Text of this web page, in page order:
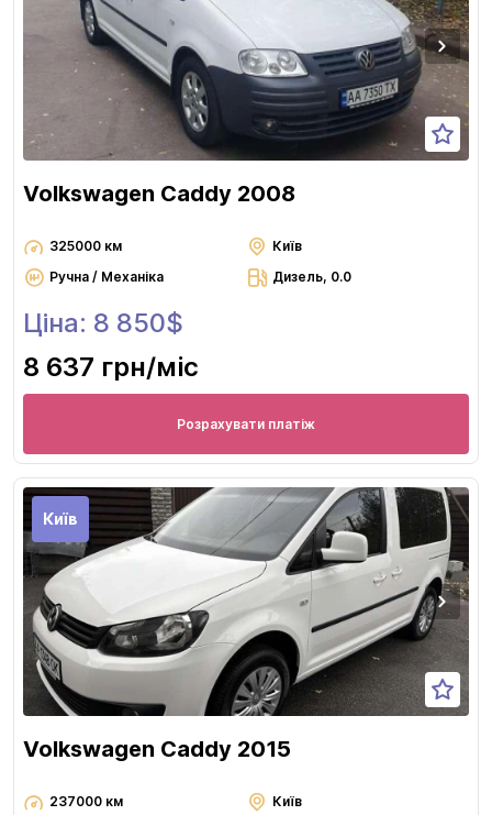
Volkswagen Caddy 2008
325000 км
Київ
Ручна / Механіка
Дизель, 0.0
Ціна: 8 850$
8 637 грн/міс
Розрахувати платіж
Київ
Volkswagen Caddy 2015
237000 км Київ